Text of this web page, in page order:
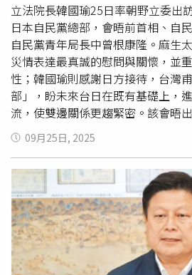
立法院長韓國瑜25日率朝野立委出
日本自民黨總部，會晤前首相、自
自民黨青年局長中曾根康隆。麻生
災情表達最真誠的慰問與關懷，並
性；韓國瑜則感謝日方接待，台灣
部」，盼未來台日在既有基礎上，
流，使雙邊關係更趨緊密。該會晤
聯誼會」副會長洪孟楷與黃珊珊，
王鴻薇、翁曉玲、林倩綺；民進黨
昱晴，自民黨青年局長代理眾議員
局國際副部長福田薰眾議員等人也
示，他獲悉花蓮光復鄉馬太鞍溪因
重死傷，特別向台灣人民表達最真
郎回憶，韓國瑜無論過去擔任地方
多次訪日並積極推動雙邊交流，在
輕重的角色。麻生強調，台灣與日
09月25日, 2025